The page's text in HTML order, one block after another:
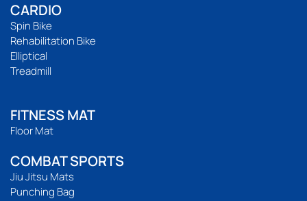
CARDIO
Spin Bike
Rehabilitation Bike
Elliptical
Treadmill
FITNESS MAT
Floor Mat
COMBAT SPORTS
Jiu Jitsu Mats
Punching Bag